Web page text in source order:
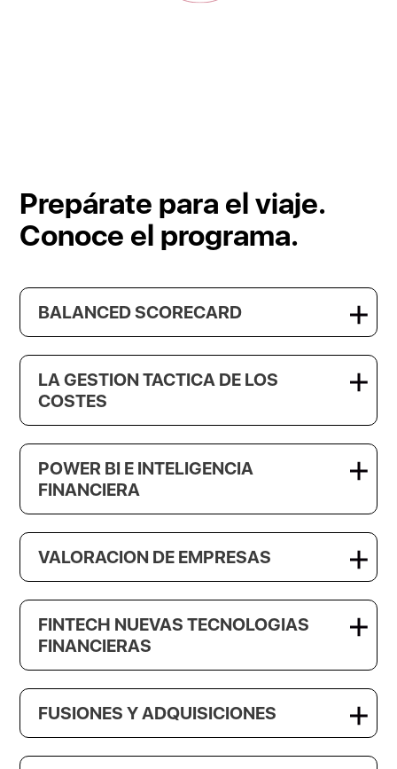
Prepárate para el viaje.
Conoce el programa.
BALANCED SCORECARD
LA GESTION TACTICA DE LOS
COSTES
POWER BI E INTELIGENCIA
FINANCIERA
VALORACION DE EMPRESAS
FINTECH NUEVAS TECNOLOGIAS
FINANCIERAS
FUSIONES Y ADQUISICIONES